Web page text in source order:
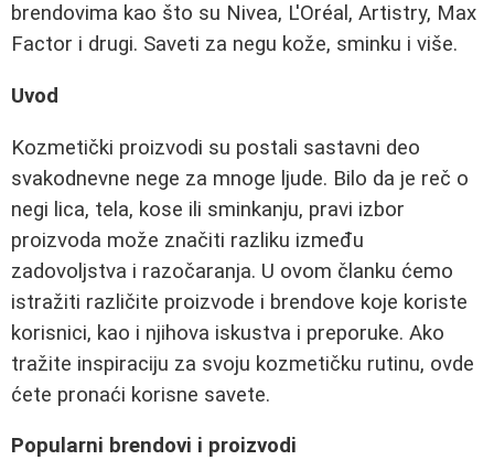
brendovima kao što su Nivea, L'Oréal, Artistry, Max
Factor i drugi. Saveti za negu kože, sminku i više.
Uvod
Kozmetički proizvodi su postali sastavni deo
svakodnevne nege za mnoge ljude. Bilo da je reč o
negi lica, tela, kose ili sminkanju, pravi izbor
proizvoda može značiti razliku između
zadovoljstva i razočaranja. U ovom članku ćemo
istražiti različite proizvode i brendove koje koriste
korisnici, kao i njihova iskustva i preporuke. Ako
tražite inspiraciju za svoju kozmetičku rutinu, ovde
ćete pronaći korisne savete.
Popularni brendovi i proizvodi